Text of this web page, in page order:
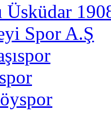
Üsküdar
Spor A.Ş